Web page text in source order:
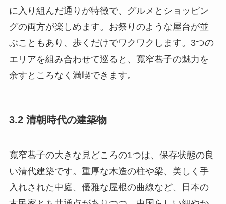
に入り組んだ通りが特徴で、グルメとショッピン
グの両方が楽しめます。お祭りのような屋台が並
ぶこともあり、歩くだけでワクワクします。3つの
エリアを組み合わせて巡ると、寬窄巷子の魅力を
余すところなく満喫できます。
3.2 清朝時代の建築物
寬窄巷子の大きな見どころの1つは、保存状態の良
い清代建築です。重厚な木造の柱や梁、美しく手
入れされた中庭、優雅な屋根の曲線など、日本の